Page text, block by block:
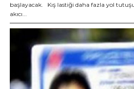
başlayacak. Kış lastiği daha fazla yol tutuşu, daha kısa fren mesafesi,
akıcı...